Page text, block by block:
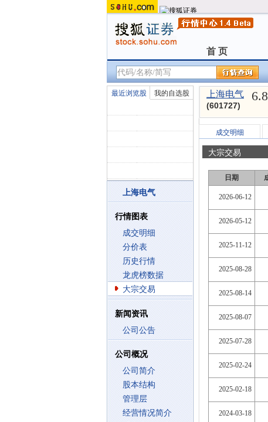
首 页
首 页
最近浏览股 我的自选股
上海电气
行情图表
成交明细
分价表
历史行情
龙虎榜数据
大宗交易
新闻资讯
公司公告
公司概况
公司简介
股本结构
管理层
经营情况简介
上海电气
(601727)
成交明细
大宗交易
日期
2026-06-12
2026-05-12
2025-11-12
2025-08-28
2025-08-14
2025-08-07
2025-07-28
2025-02-24
2025-02-18
2024-03-18